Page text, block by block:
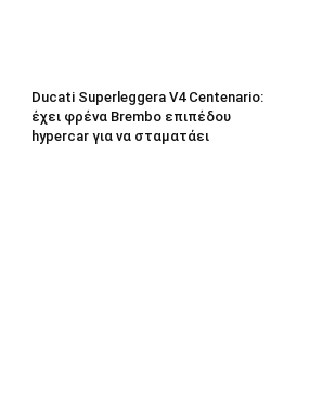
Ducati Superleggera V4 Centenario:
έχει φρένα Brembo επιπέδου
hypercar για να σταματάει